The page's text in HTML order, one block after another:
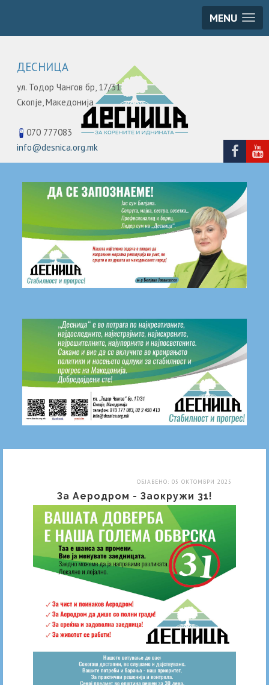
MENU
ДЕСНИЦА
ул. Тодор Чангов бр, 17/31
Скопје,Македонија
070 777083
info@desnica.org.mk
ОБЈАВЕНО: 05 ОКТОМВРИ 2025
За Аеродром - Заокружи 31!